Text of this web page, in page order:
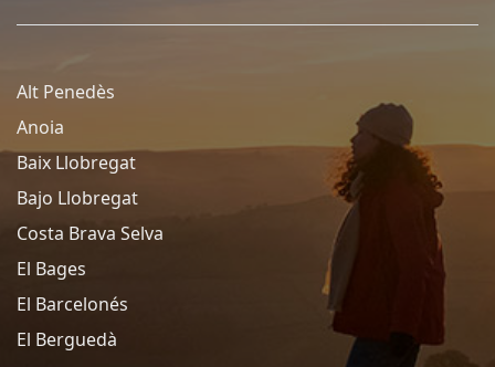
Alt Penedès
Anoia
Baix Llobregat
Bajo Llobregat
Costa Brava Selva
El Bages
El Barcelonés
El Berguedà